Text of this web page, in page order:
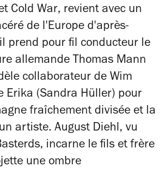
Cold War, revient avec un
de l'Europe d'après-
prend pour fil conducteur le
allemande Thomas Mann
collaborateur de Wim
Erika (Sandra Hüller) pour
fraîchement divisée et la
artiste. August Diehl, vu
, incarne le fils et frère
une ombre